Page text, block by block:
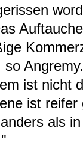
ist nicht
ist reifer
als